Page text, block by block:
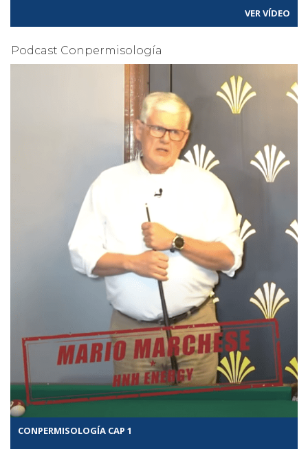
VER VÍDEO
Podcast Conpermisología
CONPERMISOLOGÍA CAP 1